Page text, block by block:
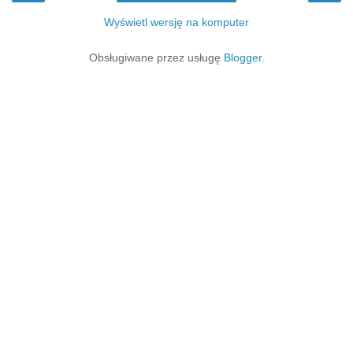
Wyświetl wersję na komputer
Obsługiwane przez usługę Blogger.